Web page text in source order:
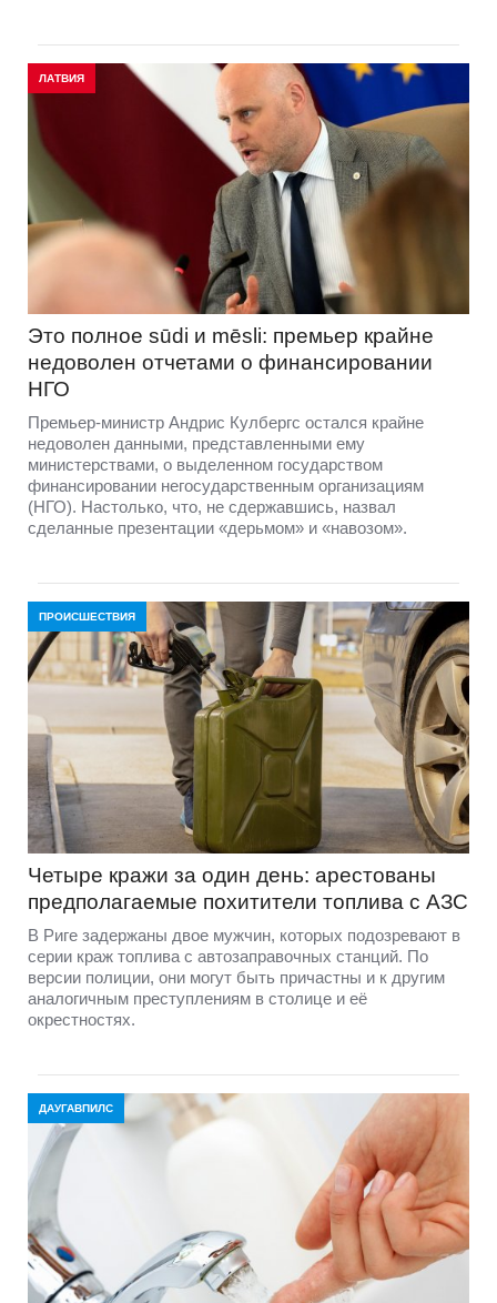
ЛАТВИЯ
Это полное sūdi и mēsli: премьер крайне
недоволен отчетами о финансировании
НГО
Премьер-министр Андрис Кулбергс остался крайне
недоволен данными, представленными ему
министерствами, о выделенном государством
финансировании негосударственным организациям
(НГО). Настолько, что, не сдержавшись, назвал
сделанные презентации «дерьмом» и «навозом».
ПРОИСШЕСТВИЯ
Четыре кражи за один день: арестованы
предполагаемые похитители топлива с АЗС
В Риге задержаны двое мужчин, которых подозревают в
серии краж топлива с автозаправочных станций. По
версии полиции, они могут быть причастны и к другим
аналогичным преступлениям в столице и её
окрестностях.
ДАУГАВПИЛС